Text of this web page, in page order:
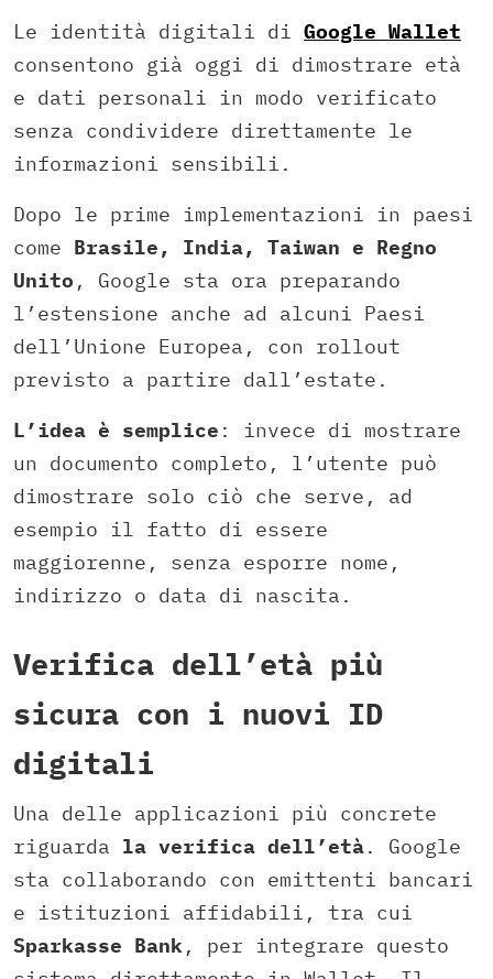
Le identità digitali di Google Wallet
consentono già oggi di dimostrare età
e dati personali in modo verificato
senza condividere direttamente le
informazioni sensibili.
Dopo le prime implementazioni in paesi
come Brasile, India, Taiwan e Regno
Unito , Google sta ora preparando
l’estensione anche ad alcuni Paesi
dell’Unione Europea, con rollout
previsto a partire dall’estate.
L’idea è semplice : invece di mostrare
un documento completo, l’utente può
dimostrare solo ciò che serve, ad
esempio il fatto di essere
maggiorenne, senza esporre nome,
indirizzo o data di nascita.
Verifica dell’età più
sicura con i nuovi ID
digitali
Una delle applicazioni più concrete
riguarda la verifica dell’età. Google
sta collaborando con emittenti bancari
e istituzioni affidabili, tra cui
Sparkasse Bank, per integrare questo